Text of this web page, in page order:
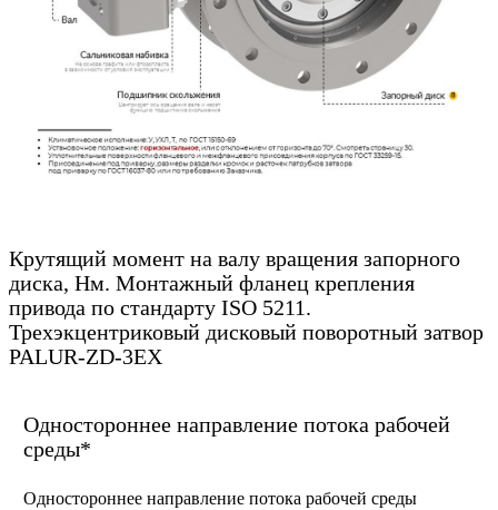
Крутящий момент на валу вращения запорного
диска, Нм. Монтажный фланец крепления
привода по стандарту ISO 5211.
Трехэкцентриковый дисковый поворотный затвор
PALUR-ZD-3EX
Одностороннее направление потока рабочей
среды*
Одностороннее направление потока рабочей среды